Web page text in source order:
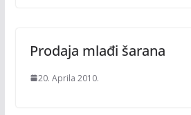
Prodaja mlađi šarana
20. Aprila 2010.